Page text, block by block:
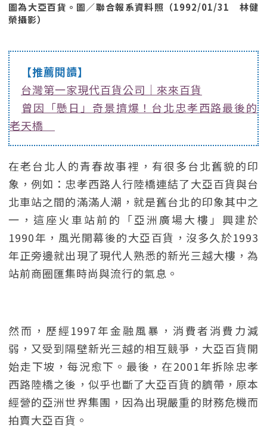
圖為大亞百貨。圖／聯合報系資料照（1992/01/31 林健
榮攝影）
【推薦閱讀】
台灣第一家現代百貨公司｜來來百貨
曾因「懸日」奇景擠爆！台北忠孝西路最後的
老天橋
在老台北人的青春故事裡，有很多台北舊貌的印
象，例如：忠孝西路人行陸橋連結了大亞百貨與台
北車站之間的滿滿人潮，就是舊台北的印象其中之
一，這座火車站前的「亞洲廣場大樓」興建於
1990年，風光開幕後的大亞百貨，沒多久於1993
年正旁邊就出現了現代人熟悉的新光三越大樓，為
站前商圈匯集時尚與流行的氣息。
然而，歷經1997年金融風暴，消費者消費力減
弱，又受到隔壁新光三越的相互競爭，大亞百貨開
始走下坡，每況愈下。最後，在2001年拆除忠孝
西路陸橋之後，似乎也斷了大亞百貨的臍帶，原本
經營的亞洲世界集團，因為出現嚴重的財務危機而
拍賣大亞百貨。